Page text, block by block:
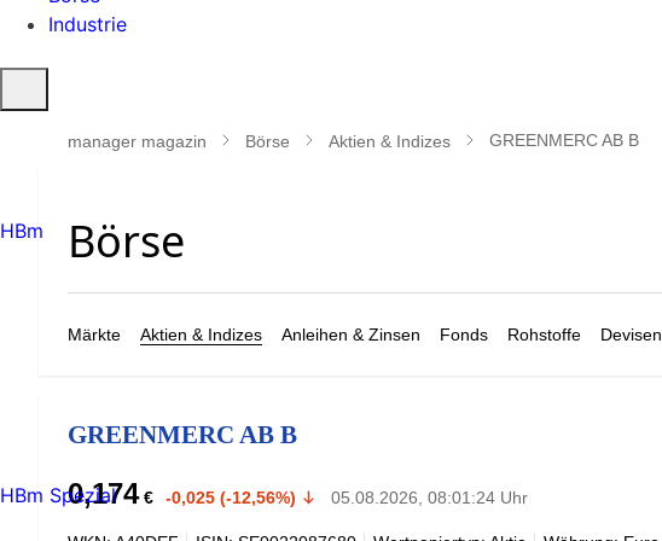
Industrie
öffnen
manager magazin Börse Aktien & Indizes GREENMERC AB B
Märkte Aktien & Indizes Anleihen & Zinsen Fonds Rohstoffe Devisen
GREENMERC AB B
0,174 € -0,025 (-12,56%) 05.08.2026, 08:01:24 Uhr
HBm
HBm Spezial